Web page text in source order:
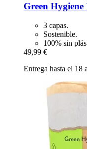
Green Hygiene
3 capas.
Sostenible.
100% sin
49,99 €
Entrega hasta el 18